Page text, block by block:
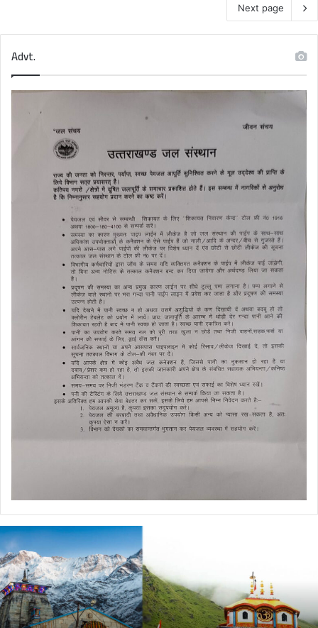
Next page
Advt.
डेंगू
और
चिकनगुनिया
को
लेकर
स्वास्थ्य
विभाग